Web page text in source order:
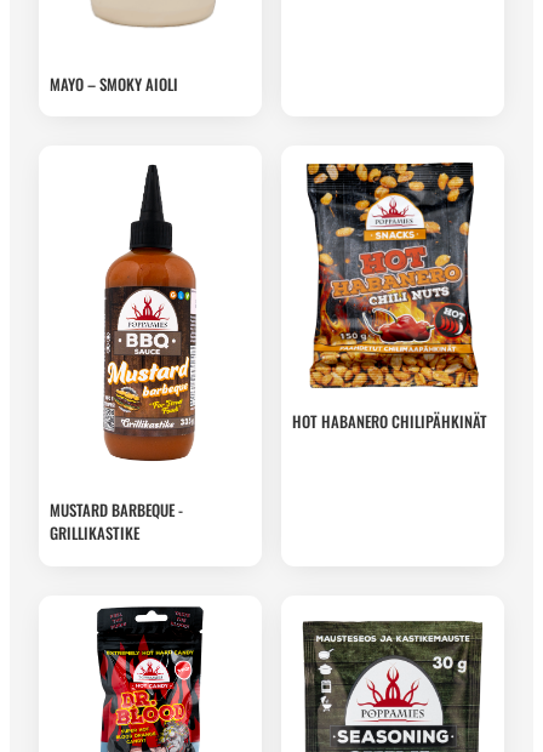
MAYO – SMOKY AIOLI
MUSTARD BARBEQUE -
GRILLIKASTIKE
HOT HABANERO CHILIPÄHKINÄT